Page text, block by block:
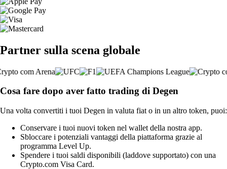
Partner sulla scena globale
Cosa fare dopo aver fatto trading di Degen
Una volta convertiti i tuoi Degen in valuta fiat o in un altro token, puoi:
Conservare i tuoi nuovi token nel wallet della nostra app.
Sbloccare i potenziali vantaggi della piattaforma grazie al
programma Level Up.
Spendere i tuoi saldi disponibili (laddove supportato) con una
Crypto.com Visa Card.